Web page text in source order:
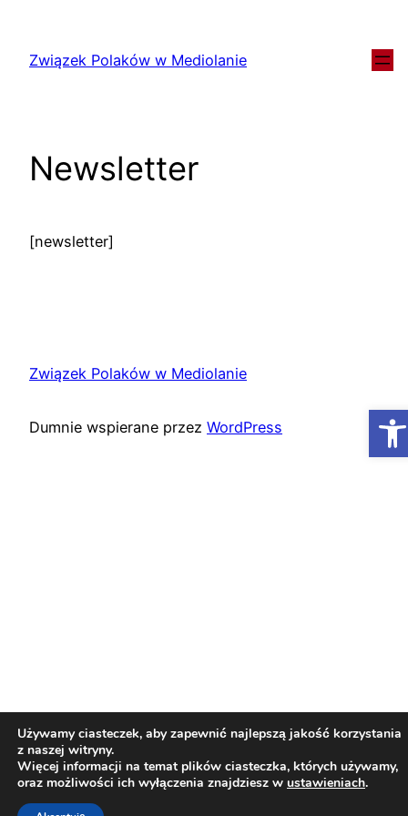
Związek Polaków w Mediolanie
Newsletter
[newsletter]
Związek Polaków w Mediolanie
Dumnie wspierane przez WordPress
Używamy ciasteczek, aby zapewnić najlepszą jakość korzystania
z naszej witryny.
Więcej informacji na temat plików ciasteczka, których używamy,
oraz możliwości ich wyłączenia znajdziesz w ustawieniach.